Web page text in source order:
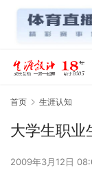
首页 生涯认知
大学生职业
2009年3月12日